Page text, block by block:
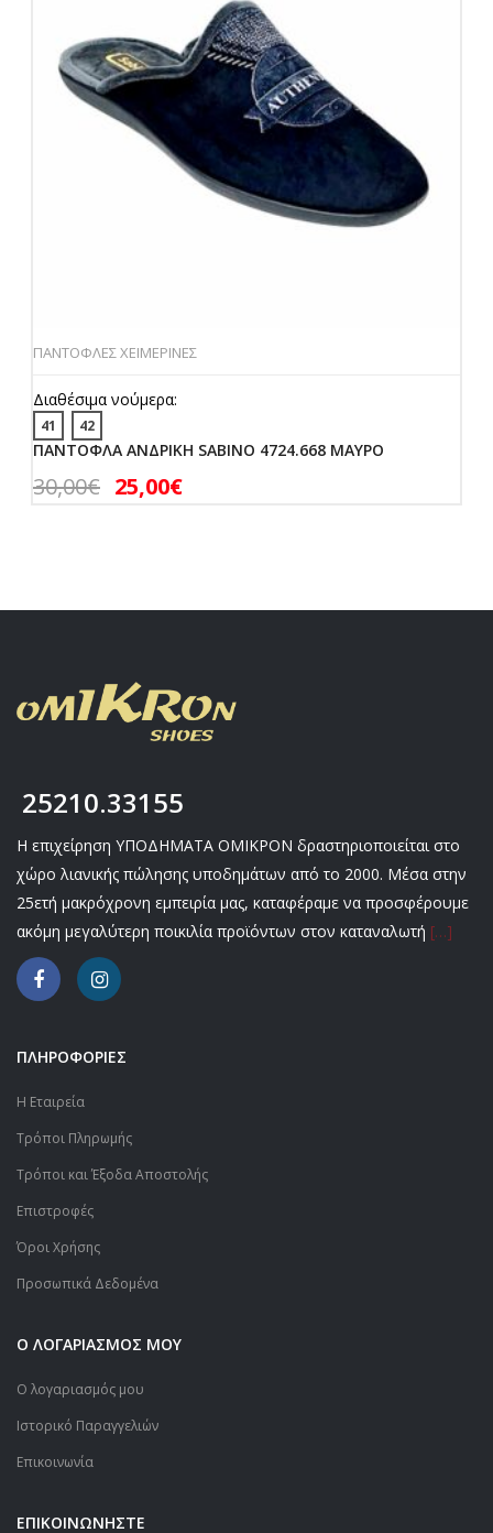
ΠΑΝΤΟΦΛΕΣ ΧΕΙΜΕΡΙΝΕΣ
Διαθέσιμα νούμερα:
41 42
ΠΑΝΤΟΦΛΑ ΑΝΔΡΙΚΗ SABINO 4724.668 ΜΑΥΡΟ
30,00€ 25,00€
25210.33155
Η επιχείρηση ΥΠΟΔΗΜΑΤΑ ΟΜΙΚΡΟΝ δραστηριοποιείται στο
χώρο λιανικής πώλησης υποδημάτων από το 2000. Μέσα στην
25ετή μακρόχρονη εμπειρία μας, καταφέραμε να προσφέρουμε
ακόμη μεγαλύτερη ποικιλία προϊόντων στον καταναλωτή […]
ΠΛΗΡΟΦΟΡΙΕΣ
Η Εταιρεία
Τρόποι Πληρωμής
Τρόποι και Έξοδα Αποστολής
Επιστροφές
Όροι Χρήσης
Προσωπικά Δεδομένα
Ο ΛΟΓΑΡΙΑΣΜΟΣ ΜΟΥ
Ο λογαριασμός μου
Ιστορικό Παραγγελιών
Επικοινωνία
ΕΠΙΚΟΙΝΩΝΗΣΤΕ